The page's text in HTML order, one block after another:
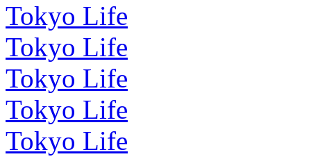
Tokyo Life
Tokyo Life
Tokyo Life
Tokyo Life
Tokyo Life